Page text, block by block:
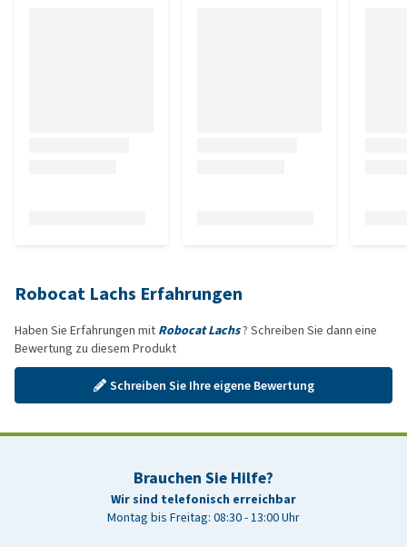
Robocat Lachs Erfahrungen
Haben Sie Erfahrungen mit Robocat Lachs? Schreiben Sie dann eine
Bewertung zu diesem Produkt
Schreiben Sie Ihre eigene Bewertung
Brauchen Sie Hilfe?
Wir sind telefonisch erreichbar
Montag bis Freitag: 08:30 - 13:00 Uhr